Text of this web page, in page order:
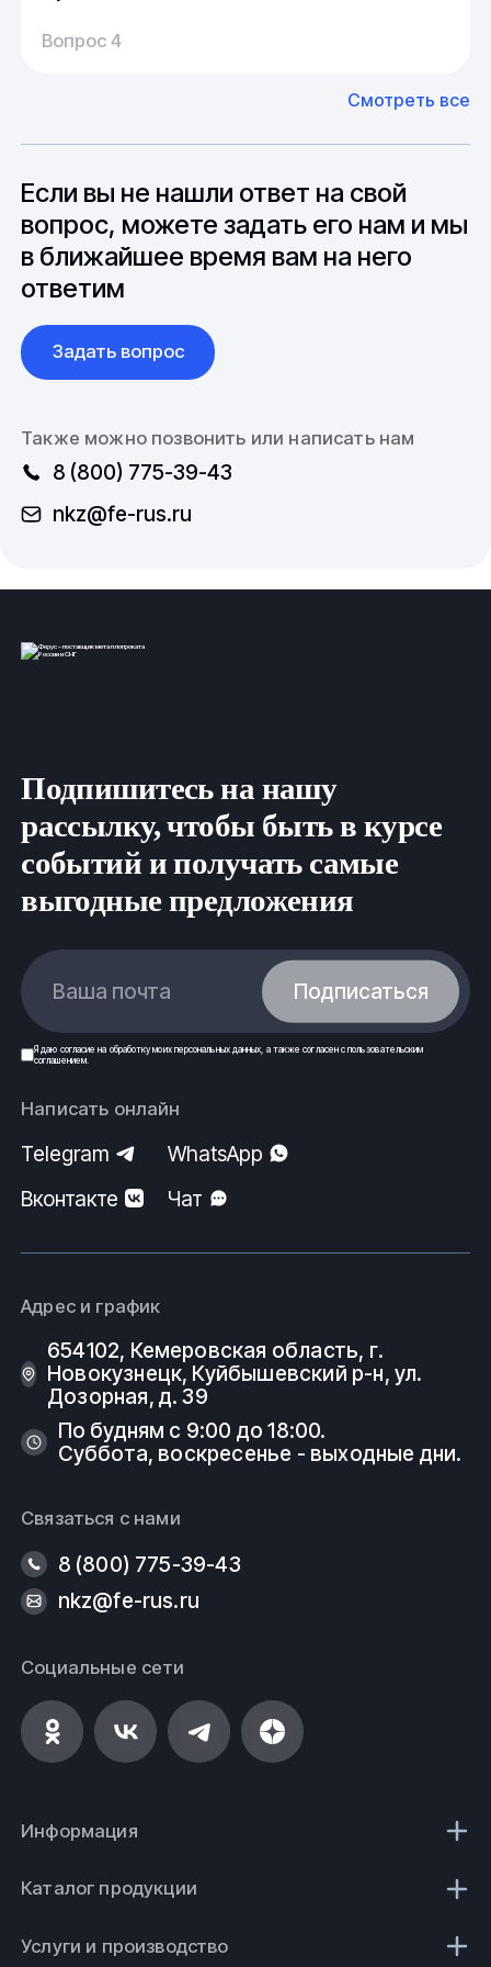
20-25 дней, но в зависимости от различных
может быть сокращен до 1 недели.
до 6 месяцев производства.
У нас большой опыт поставок из Европы и
Азии. Через наших партнеров мы сможем
вопросы связанные с документацией и
международной логистикой.
Вопрос 4
Смотреть все
Если вы не нашли ответ на свой
вопрос, можете задать его нам и мы
в ближайшее время вам на него
ответим
Задать вопрос
Также можно позвонить или написать нам
8 (800) 775-39-43
nkz@fe-rus.ru
Подпишитесь на нашу
рассылку, чтобы быть в курсе
событий и получать самые
выгодные предложения
Ваша почта Подписаться
Я даю согласие на обработку моих персональных данных , а также согласен спользовательским
соглашением.
Написать онлайн
Telegram
WhatsApp
Вконтакте
Чат
Адрес и график
654102, Кемеровская область, г.
Новокузнецк, Куйбышевский р-н, ул.
Дозорная, д. 39
По будням с 9:00 до 18:00.
Суббота, воскресенье - выходные дни.
Связаться с нами
8 (800) 775-39-43
nkz@fe-rus.ru
Социальные сети
Информация
Каталог продукции
Услуги и производство